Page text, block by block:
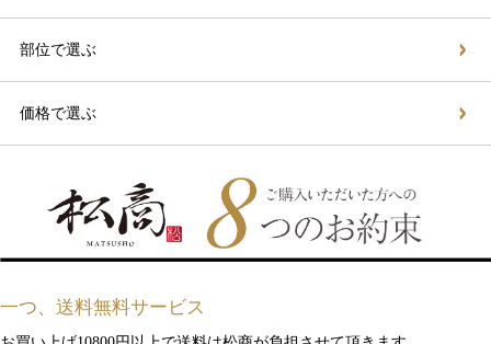
部位で選ぶ
価格で選ぶ
一つ、送料無料サービス